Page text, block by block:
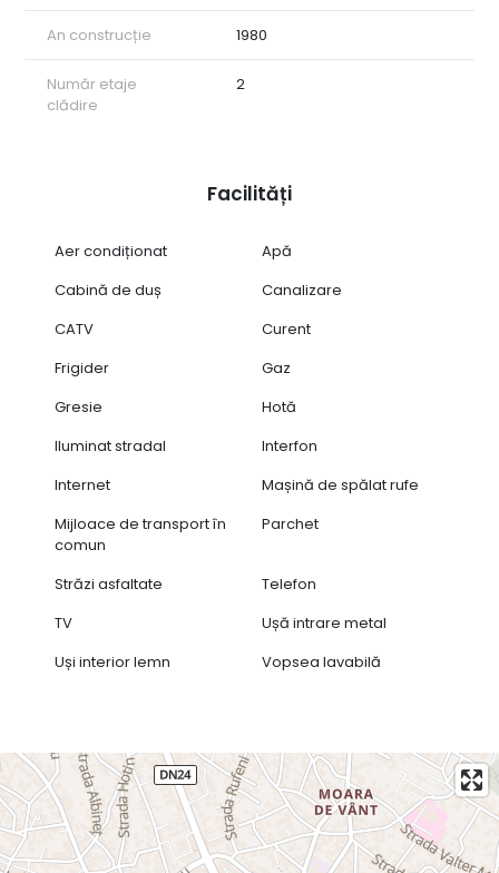
An construcție 1980
Număr etaje
clădire
2
Facilități
Aer condiționat
Apă
Cabină de duș
Canalizare
CATV
Curent
Frigider
Gaz
Gresie
Hotă
Iluminat stradal
Interfon
Internet
Mașină de spălat rufe
Mijloace de transport în
comun
Parchet
Străzi asfaltate
Telefon
TV
Ușă intrare metal
Uși interior lemn
Vopsea lavabilă